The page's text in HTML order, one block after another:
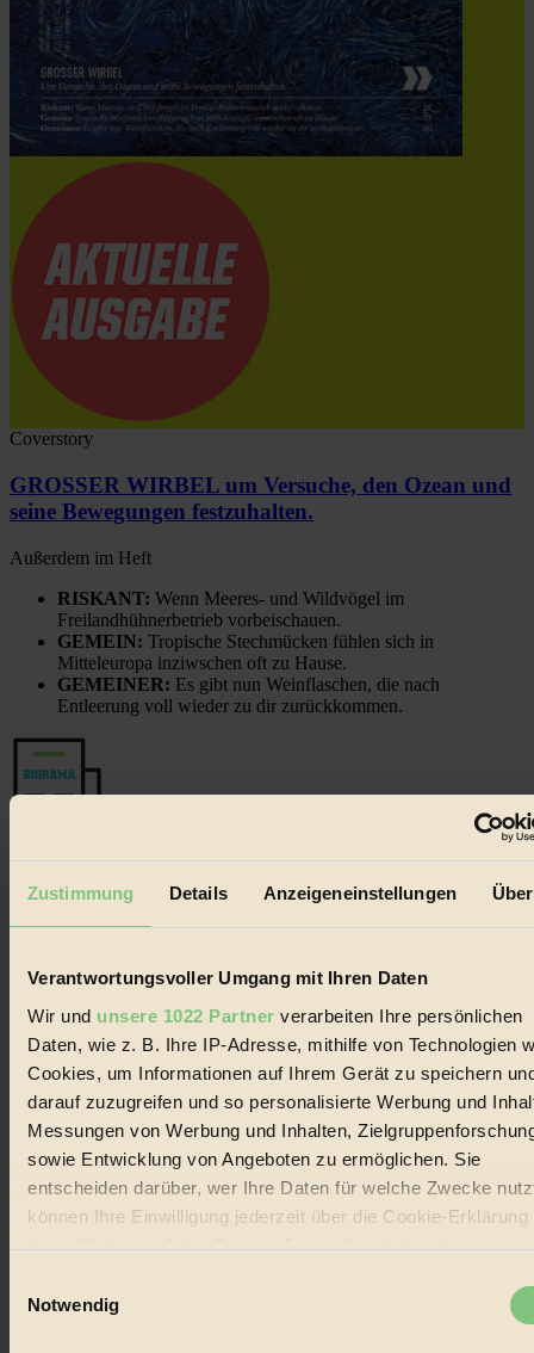
Zustimmung Details Anzeigeneinstellungen
Verantwortungsvoller Umgang mit Ihren Daten
Wir und unsere 1022 Partner verarbeiten Ihre persönlichen
Daten, wie z. B. Ihre IP-Adresse, mithilfe von Technologien
Cookies, um Informationen auf Ihrem Gerät zu speichern
darauf zuzugreifen und so personalisierte Werbung und
Messungen von Werbung und Inhalten,
sowie Entwicklung von Angeboten zu ermöglichen. Sie
entscheiden darüber, wer Ihre Daten für welche Zwecke
können Ihre Einwilligung jederzeit über die Cookie-Erklärung
durch Klicken auf das Privacy Trigger Symbol ändern oder
Notwendig
Coverstory
GROSSER WIRBEL um Versuche, den Ozean und
seine Bewegungen festzuhalten.
Außerdem im Heft
RISKANT: Wenn Meeres- und Wildvögel im
Freilandhühnerbetrieb vorbeischauen.
GEMEIN: Tropische Stechmücken fühlen sich in
Mitteleuropa inziwschen oft zu Hause.
GEMEINER: Es gibt nun Weinflaschen, die nach
Entleerung voll wieder zu dir zurückkommen.
Erhalte in regelmäßigen Abständen die aktuellsten Artikel,
Gewinnspiele & Ausgaben übersichtlich aufbereitet vom
BIORAMA-Magazin per E-Mail.
© 2026 Biorama GmbH
Impressum & Disclaimer
Mediadaten
Biorama steht für einen nachhaltigen Lebensstil und bewussten
Lebenswandel. Es ist eine moderne Plattform für Ideen, Menschen